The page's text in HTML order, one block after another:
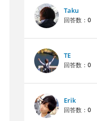
Taku
回答数： 0
TE
回答数： 0
Erik
回答数： 0